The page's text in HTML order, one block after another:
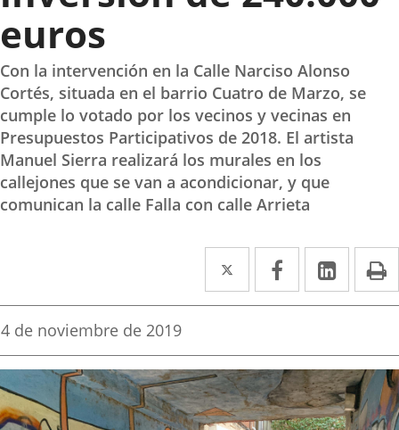
euros
Con la intervención en la Calle Narciso Alonso
Cortés, situada en el barrio Cuatro de Marzo, se
cumple lo votado por los vecinos y vecinas en
Presupuestos Participativos de 2018. El artista
Manuel Sierra realizará los murales en los
callejones que se van a acondicionar, y que
comunican la calle Falla con calle Arrieta
Twitter
Enlace
a
aplicación
externa.
Facebook
Enlace
a
aplicación
externa.
Enlace
a
Fecha
la
noticia
4 de noviembre de 2019